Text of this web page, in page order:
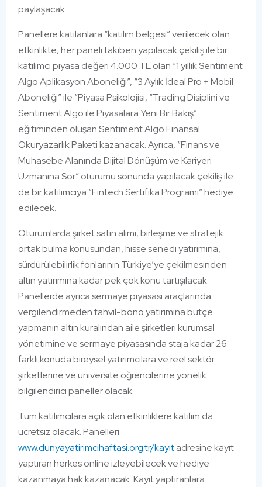
paylaşacak.
Panellere katılanlara “katılım belgesi” verilecek olan
etkinlikte, her paneli takiben yapılacak çekiliş ile bir
katılımcı piyasa değeri 4.000 TL olan “1 yıllık Sentiment
Algo Aplikasyon Aboneliği”, “3 Aylık İdeal Pro + Mobil
Aboneliği” ile “Piyasa Psikolojisi, “Trading Disiplini ve
Sentiment Algo ile Piyasalara Yeni Bir Bakış”
eğitiminden oluşan Sentiment Algo Finansal
Okuryazarlık Paketi kazanacak. Ayrıca, “Finans ve
Muhasebe Alanında Dijital Dönüşüm ve Kariyeri
Uzmanına Sor” oturumu sonunda yapılacak çekiliş ile
de bir katılımcıya “Fintech Sertifika Programı” hediye
edilecek.
Oturumlarda şirket satın alımı, birleşme ve stratejik
ortak bulma konusundan, hisse senedi yatırımına,
sürdürülebilirlik fonlarının Türkiye’ye çekilmesinden
altın yatırımına kadar pek çok konu tartışılacak.
Panellerde ayrıca sermaye piyasası araçlarında
vergilendirmeden tahvil-bono yatırımına bütçe
yapmanın altın kuralından aile şirketleri kurumsal
yönetimine ve sermaye piyasasında staja kadar 26
farklı konuda bireysel yatırımcılara ve reel sektör
şirketlerine ve üniversite öğrencilerine yönelik
bilgilendirici paneller olacak.
Tüm katılımcılara açık olan etkinliklere katılım da
ücretsiz olacak. Panelleri
www.dunyayatirimcihaftasi.org.tr/kayitadresine kayıt
yaptıran herkes online izleyebilecek ve hediye
kazanmaya hak kazanacak. Kayıt yaptıranlara